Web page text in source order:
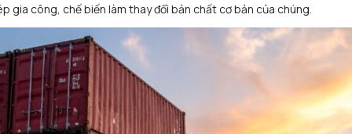
gia công, chế biến làm thay đổi bản chất cơ bản của chúng.